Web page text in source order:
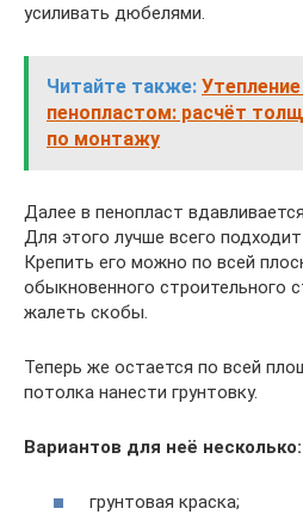
усиливать дюбелями.
Читайте также:
пенопластом: расчёт
по монтажу
Далее в пенопласт
Для этого лучше всего
Крепить его можно по всей
обыкновенного строительного
жалеть скобы.
Теперь же остается по всей
потолка нанести грунтовку.
Вариантов для неё несколько:
грунтовая краска;